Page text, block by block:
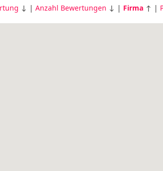
↓ | Anzahl Bewertungen ↓ | Firma ↑ |